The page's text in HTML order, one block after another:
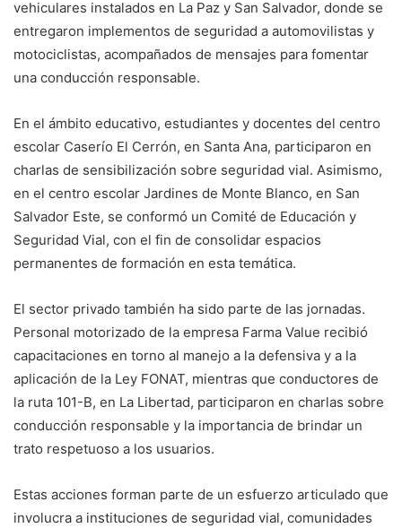
vehiculares instalados en La Paz y San Salvador, donde se
entregaron implementos de seguridad a automovilistas y
motociclistas, acompañados de mensajes para fomentar
una conducción responsable.
En el ámbito educativo, estudiantes y docentes del centro
escolar Caserío El Cerrón, en Santa Ana, participaron en
charlas de sensibilización sobre seguridad vial. Asimismo,
en el centro escolar Jardines de Monte Blanco, en San
Salvador Este, se conformó un Comité de Educación y
Seguridad Vial, con el fin de consolidar espacios
permanentes de formación en esta temática.
El sector privado también ha sido parte de las jornadas.
Personal motorizado de la empresa Farma Value recibió
capacitaciones en torno al manejo a la defensiva y a la
aplicación de la Ley FONAT, mientras que conductores de
la ruta 101-B, en La Libertad, participaron en charlas sobre
conducción responsable y la importancia de brindar un
trato respetuoso a los usuarios.
Estas acciones forman parte de un esfuerzo articulado que
involucra a instituciones de seguridad vial, comunidades